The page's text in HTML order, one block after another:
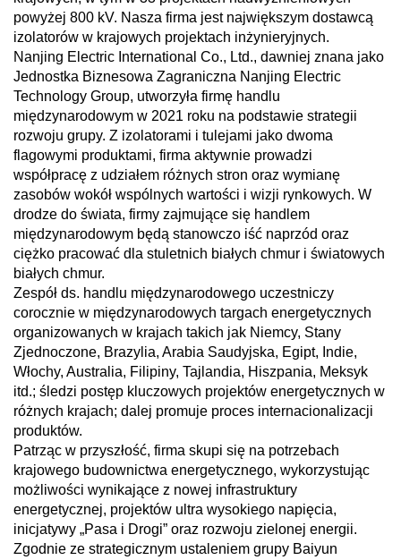
powyżej 800 kV. Nasza firma jest największym dostawcą
izolatorów w krajowych projektach inżynieryjnych.
Nanjing Electric International Co., Ltd., dawniej znana jako
Jednostka Biznesowa Zagraniczna Nanjing Electric
Technology Group, utworzyła firmę handlu
międzynarodowym w 2021 roku na podstawie strategii
rozwoju grupy. Z izolatorami i tulejami jako dwoma
flagowymi produktami, firma aktywnie prowadzi
współpracę z udziałem różnych stron oraz wymianę
zasobów wokół wspólnych wartości i wizji rynkowych. W
drodze do świata, firmy zajmujące się handlem
międzynarodowym będą stanowczo iść naprzód oraz
ciężko pracować dla stuletnich białych chmur i światowych
białych chmur.
Zespół ds. handlu międzynarodowego uczestniczy
corocznie w międzynarodowych targach energetycznych
organizowanych w krajach takich jak Niemcy, Stany
Zjednoczone, Brazylia, Arabia Saudyjska, Egipt, Indie,
Włochy, Australia, Filipiny, Tajlandia, Hiszpania, Meksyk
itd.; śledzi postęp kluczowych projektów energetycznych w
różnych krajach; dalej promuje proces internacionalizacji
produktów.
Patrząc w przyszłość, firma skupi się na potrzebach
krajowego budownictwa energetycznego, wykorzystując
możliwości wynikające z nowej infrastruktury
energetycznej, projektów ultra wysokiego napięcia,
inicjatywy „Pasa i Drogi” oraz rozwoju zielonej energii.
Zgodnie ze strategicznym ustaleniem grupy Baiyun